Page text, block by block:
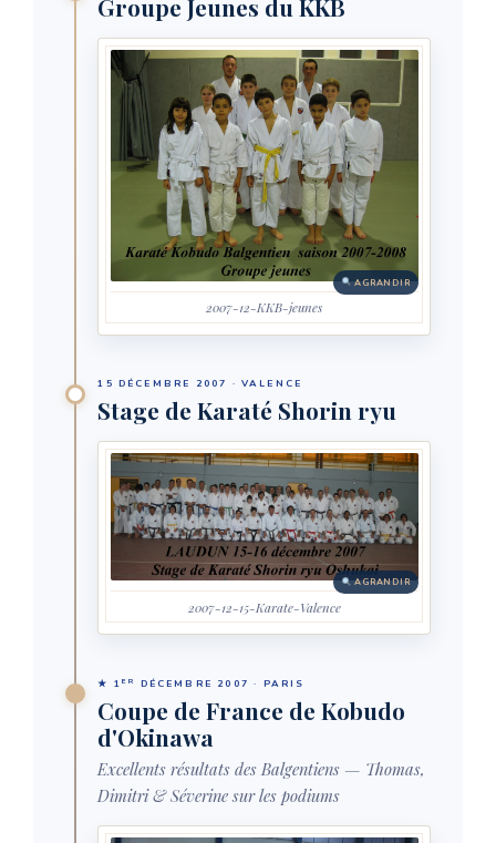
Groupe Jeunes du KKB
AGRANDIR
2007-12-KKB-jeunes
15 DÉCEMBRE 2007 · VALENCE
Stage de Karaté Shorin ryu
AGRANDIR
2007-12-15-Karate-Valence
★ 1 ER DÉCEMBRE 2007 · PARIS
Coupe de France de Kobudo
d'Okinawa
Excellents résultats des Balgentiens — Thomas,
Dimitri & Séverine sur les podiums